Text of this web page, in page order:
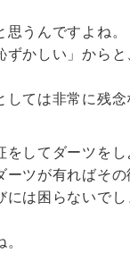
うんですよね。
かしい」から
ては非常に残念
してダーツをし
ツが有ればそ
は困らないで